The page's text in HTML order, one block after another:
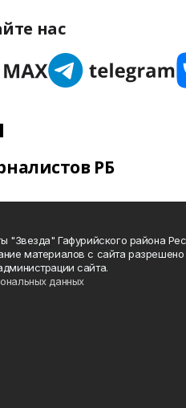
нас
РБ
"Звезда" Гафурийского района
материалов с сайта разрешено
сайта.
данных